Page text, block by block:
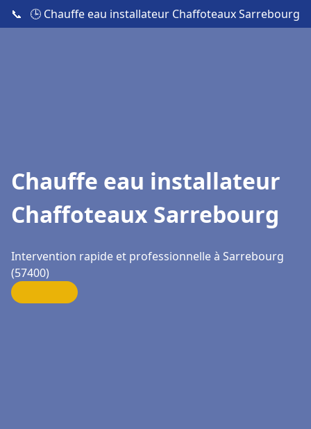
📞 🕒 Chauffe eau installateur Chaffoteaux Sarrebourg
Chauffe eau installateur
Chaffoteaux Sarrebourg
Intervention rapide et professionnelle à Sarrebourg
(57400)